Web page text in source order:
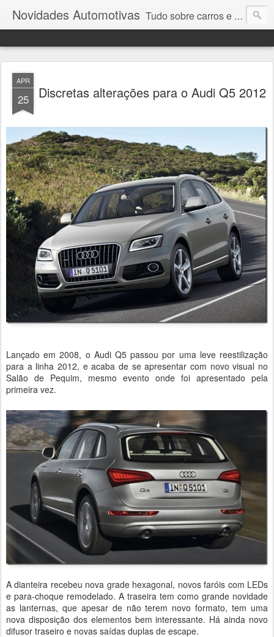
Novidades Automotivas Tudo sobre carros e motores
APR
25 Discretas alterações para o Audi Q5 2012
Lançado em 2008, o Audi Q5 passou por uma leve reestilização
para a linha 2012, e acaba de se apresentar com novo visual no
Salão de Pequim, mesmo evento onde foi apresentado pela
primeira vez.
A dianteira recebeu nova grade hexagonal, novos faróis com LEDs
e para-choque remodelado. A traseira tem como grande novidade
as lanternas, que apesar de não terem novo formato, tem uma
nova disposição dos elementos bem interessante. Há ainda novo
difusor traseiro e novas saídas duplas de escape.